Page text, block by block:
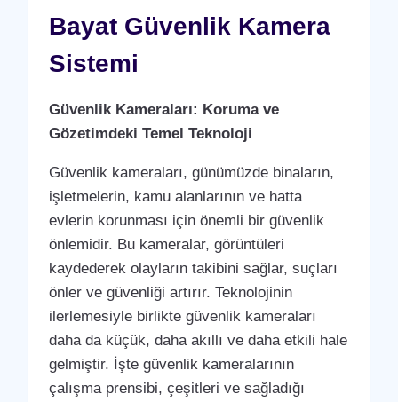
Bayat Güvenlik Kamera
Sistemi
Güvenlik Kameraları: Koruma ve
Gözetimdeki Temel Teknoloji
Güvenlik kameraları, günümüzde binaların,
işletmelerin, kamu alanlarının ve hatta
evlerin korunması için önemli bir güvenlik
önlemidir. Bu kameralar, görüntüleri
kaydederek olayların takibini sağlar, suçları
önler ve güvenliği artırır. Teknolojinin
ilerlemesiyle birlikte güvenlik kameraları
daha da küçük, daha akıllı ve daha etkili hale
gelmiştir. İşte güvenlik kameralarının
çalışma prensibi, çeşitleri ve sağladığı